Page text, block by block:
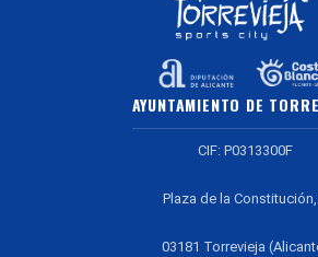
AYUNTAMIENTO DE
CIF: P0313300F
Plaza de la
03181 Torrevieja